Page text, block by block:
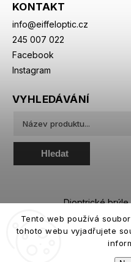
Tento web používá
tohoto webu vyjadřujete
KONTAKT
info@eiffeloptic.cz
245 007 022
Facebook
Instagram
VYHLEDÁVÁNÍ
Hledat
Dioptrické brýle
Sportovní brýle
Roztoky